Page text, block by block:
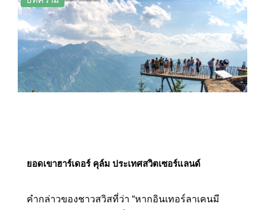
ยอดเขาฮาร์เดอร์ คุล์ม ประเทศสวิตเซอร์แลนด์
คำกล่าวของชาวสวิสที่ว่า “หากอินเทอร์ลาเคนมี